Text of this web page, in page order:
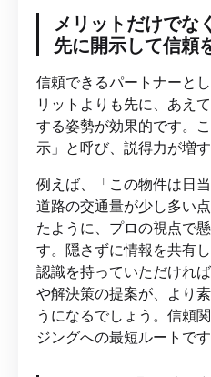
メリットだけでな
先に開示して信頼
信頼できるパートナーと
リットよりも先に、あえ
する姿勢が効果的です。
示」と呼び、説得力が増
例えば、「この物件は日
道路の交通量が少し多い
たように、プロの視点で
す。隠さずに情報を共有
認識を持っていただけれ
や解決策の提案が、より
うになるでしょう。信頼
ジングへの最短ルートです